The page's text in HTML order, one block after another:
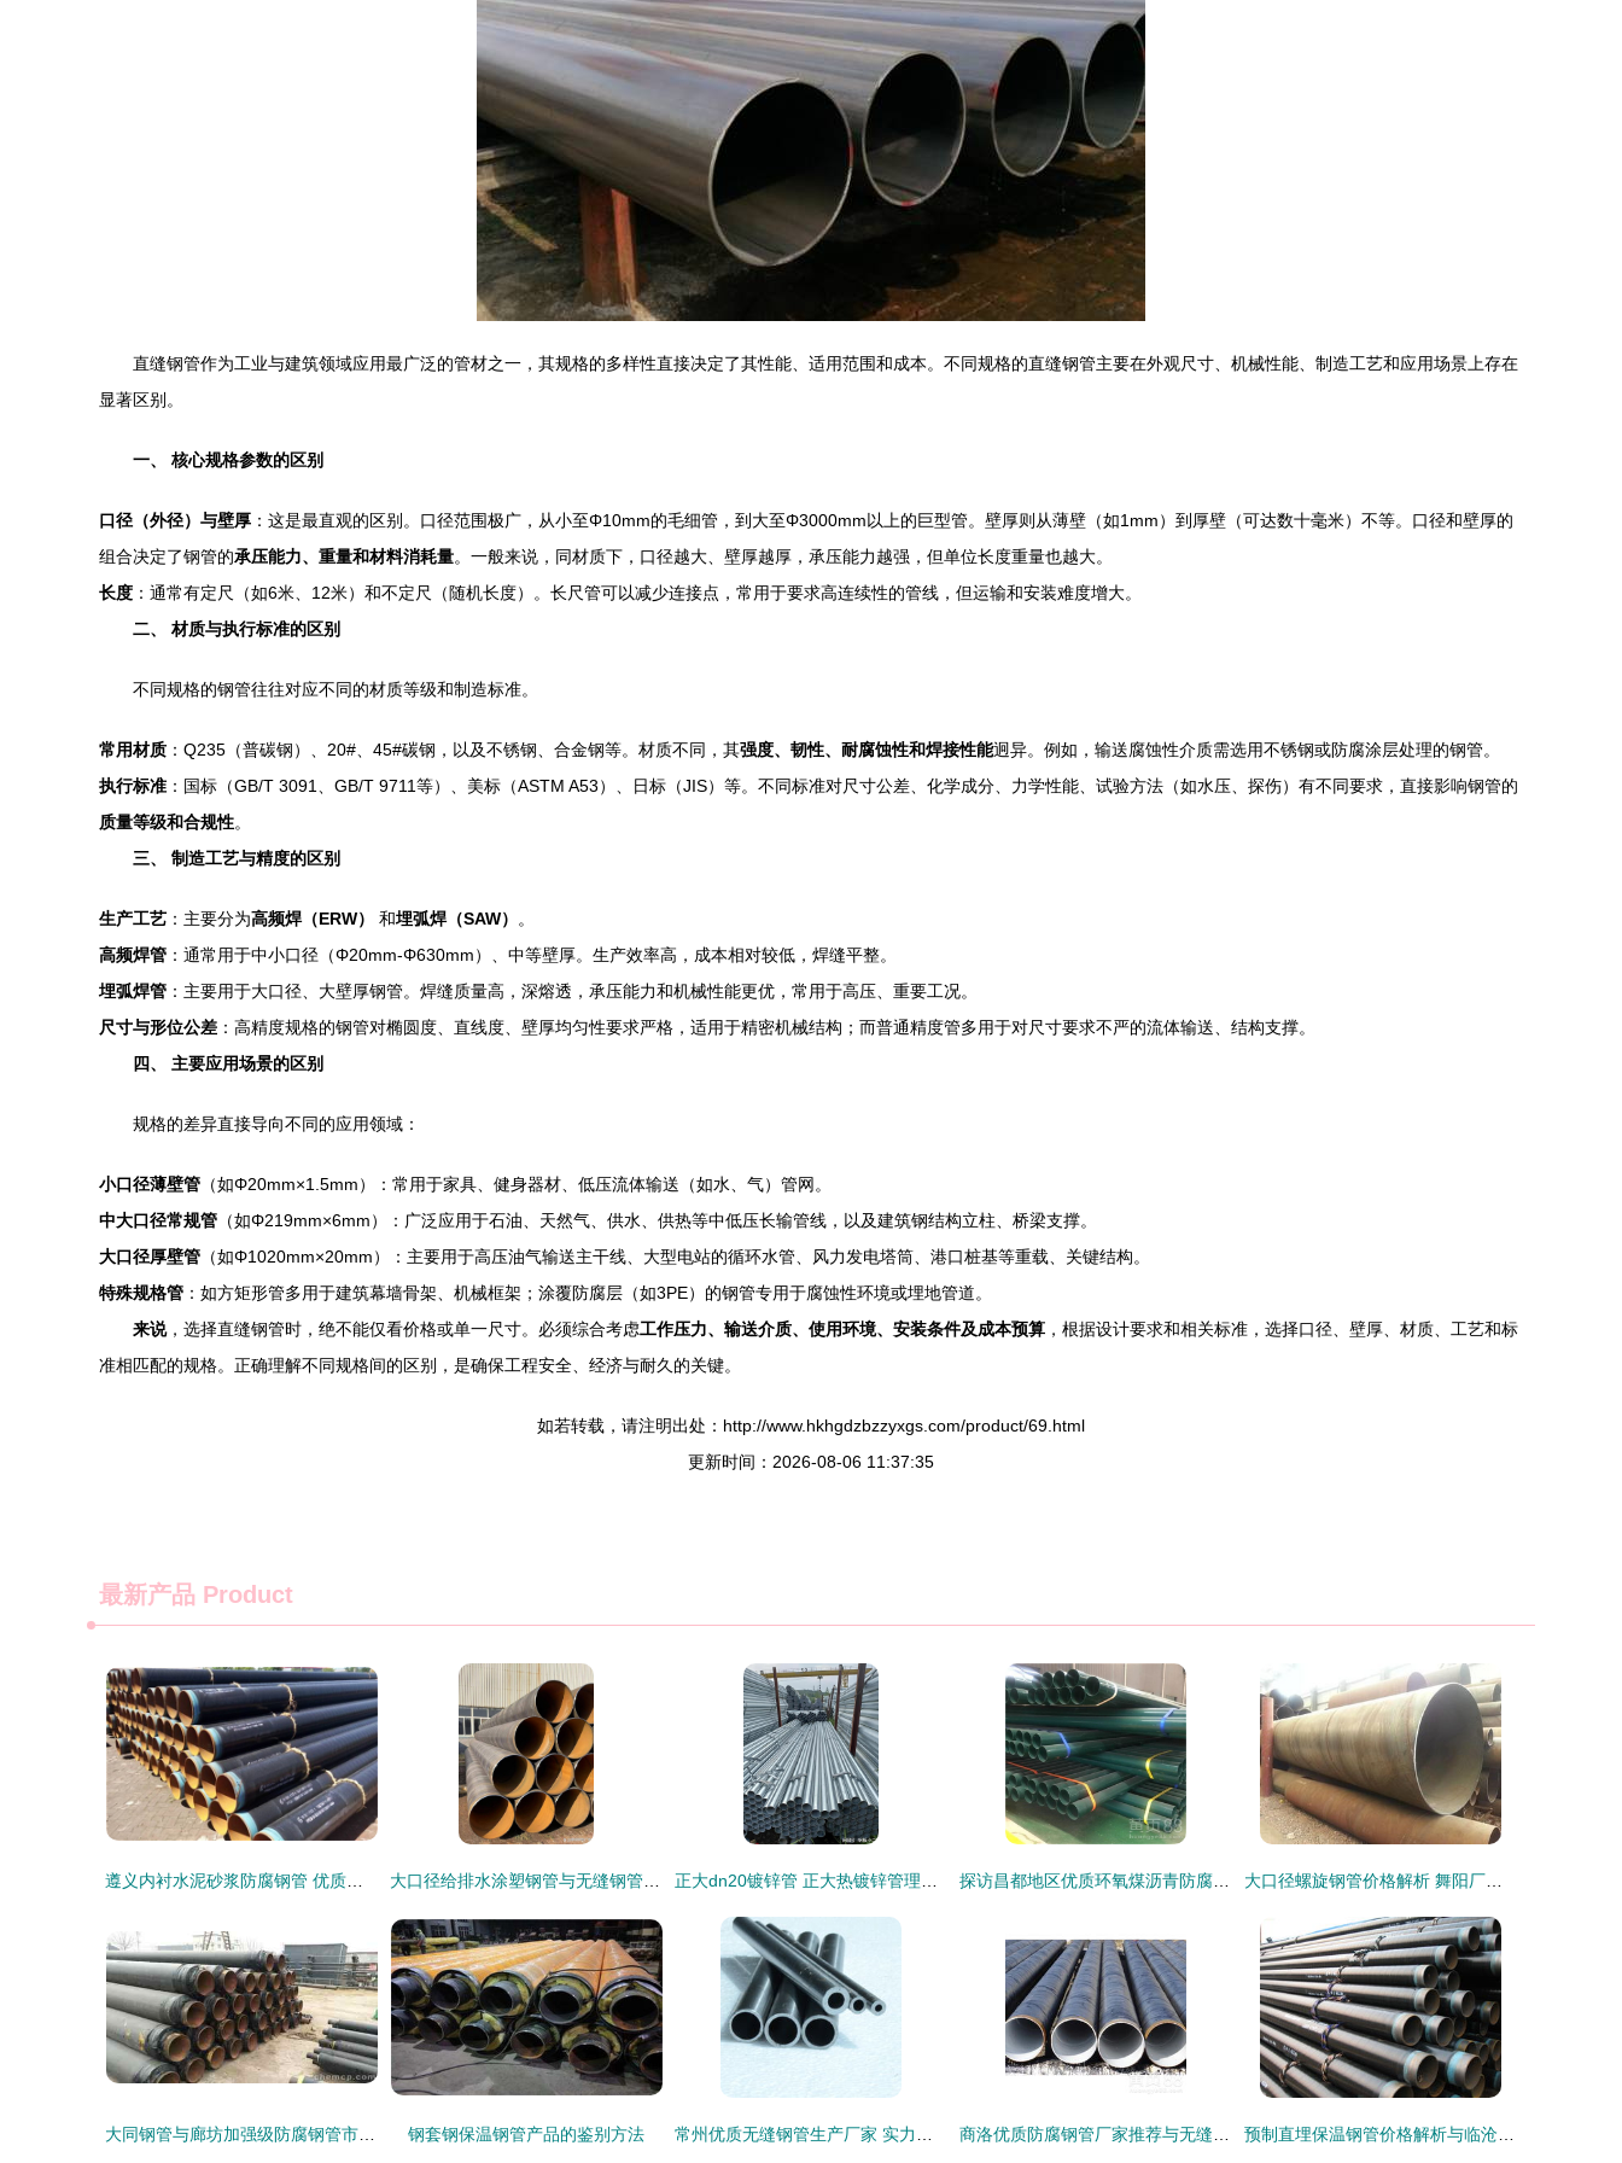
直缝钢管作为工业与建筑领域应用最广泛的管材之一，其规格的多样性直接决定了其性能、适用范围和成本。不同规格的直缝钢管主要在外观尺寸、机械性能、制造工艺和应用场景上存在
显著区别。
一、 核心规格参数的区别
口径（外径）与壁厚 ：这是最直观的区别。口径范围极广，从小至Φ10mm的毛细管，到大至Φ3000mm以上的巨型管。壁厚则从薄壁（如1mm）到厚壁（可达数十毫米）不等。口径和壁厚的
组合决定了钢管的承压能力、重量和材料消耗量。一般来说，同材质下，口径越大、壁厚越厚，承压能力越强，但单位长度重量也越大。
长度 ：通常有定尺（如6米、12米）和不定尺（随机长度）。长尺管可以减少连接点，常用于要求高连续性的管线，但运输和安装难度增大。
二、 材质与执行标准的区别
不同规格的钢管往往对应不同的材质等级和制造标准。
常用材质 ：Q235（普碳钢）、20#、45#碳钢，以及不锈钢、合金钢等。材质不同，其强度、韧性、耐腐蚀性和焊接性能迥异。例如，输送腐蚀性介质需选用不锈钢或防腐涂层处理的钢管。
执行标准 ：国标（GB/T 3091、GB/T 9711等）、美标（ASTM A53）、日标（JIS）等。不同标准对尺寸公差、化学成分、力学性能、试验方法（如水压、探伤）有不同要求，直接影响钢管的
质量等级和合规性。
三、 制造工艺与精度的区别
生产工艺 ：主要分为高频焊（ERW） 和埋弧焊（SAW）
。
高频焊管 ：通常用于中小口径（Φ20mm-Φ630mm）、中等壁厚。生产效率高，成本相对较低，焊缝平整。
埋弧焊管 ：主要用于大口径、大壁厚钢管。焊缝质量高，深熔透，承压能力和机械性能更优，常用于高压、重要工况。
尺寸与形位公差 ：高精度规格的钢管对椭圆度、直线度、壁厚均匀性要求严格，适用于精密机械结构；而普通精度管多用于对尺寸要求不严的流体输送、结构支撑。
四、 主要应用场景的区别
规格的差异直接导向不同的应用领域：
小口径薄壁管 （如Φ20mm×1.5mm）：常用于家具、健身器材、低压流体输送（如水、气）管网。
中大口径常规管 （如Φ219mm×6mm）：广泛应用于石油、天然气、供水、供热等中低压长输管线，以及建筑钢结构立柱、桥梁支撑。
大口径厚壁管 （如Φ1020mm×20mm）：主要用于高压油气输送主干线、大型电站的循环水管、风力发电塔筒、港口桩基等重载、关键结构。
特殊规格管 ：如方矩形管多用于建筑幕墙骨架、机械框架；涂覆防腐层（如3PE）的钢管专用于腐蚀性环境或埋地管道。
来说，选择直缝钢管时，绝不能仅看价格或单一尺寸。必须综合考虑工作压力、输送介质、使用环境、安装条件及成本预算 ，根据设计要求和相关标准，选择口径、壁厚、材质、工艺和标
准相匹配的规格。正确理解不同规格间的区别，是确保工程安全、经济与耐久的关键。
如若转载，请注明出处：http://www.hkhgdzbzzyxgs.com/product/69.html
更新时间：2026-08-06 11:37:35
最新产品 Product
钢套钢保温钢管产品的鉴别方法